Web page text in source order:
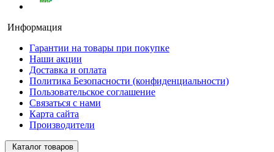
Информация
Гарантии на товары при покупке
Наши акции
Доставка и оплата
Политика Безопасности (конфиденциальности)
Пользовательское соглашение
Связаться с нами
Карта сайта
Производители
Каталог товаров